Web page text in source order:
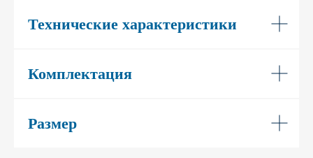
Технические характеристики
Комплектация
Размер